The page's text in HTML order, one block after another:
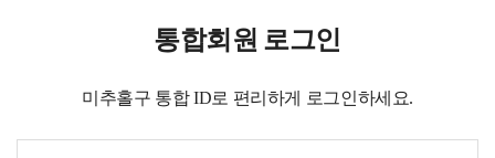
통합회원 로그인
미추홀구 통합 ID로 편리하게 로그인하세요.